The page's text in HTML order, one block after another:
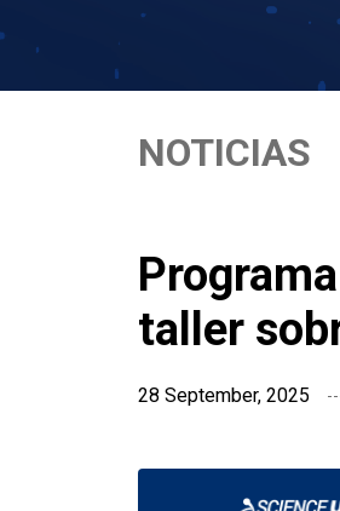
NOTICIAS
taller
28 September, 2025